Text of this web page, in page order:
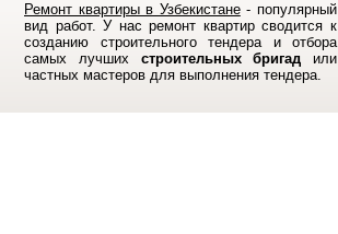
Ремонт квартиры в Узбекистане- популярный
вид работ. У нас ремонт квартир сводится к
созданию строительного тендера и отбора
самых лучших строительных бригад или
частных мастеров для выполнения тендера.